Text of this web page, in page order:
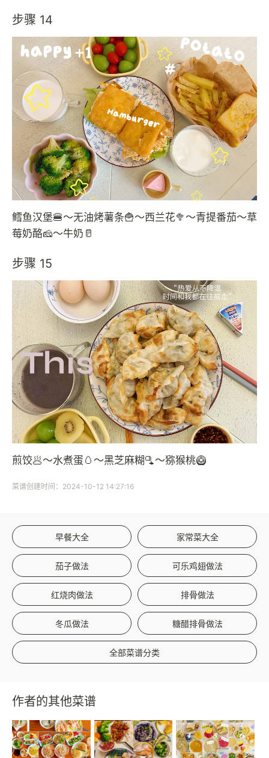
步骤 14
鳕鱼汉堡🍔～无油烤薯条🍟～西兰花🥦～青提番茄～草
莓奶酪🧀～牛奶🥛
步骤 15
煎饺🥟～水煮蛋🥚～黑芝麻糊🫗～猕猴桃🥝
菜谱创建时间：2024-10-12 14:27:16
早餐大全 家常菜大全
茄子做法 可乐鸡翅做法
红烧肉做法 排骨做法
冬瓜做法 糖醋排骨做法
全部菜谱分类
作者的其他菜谱